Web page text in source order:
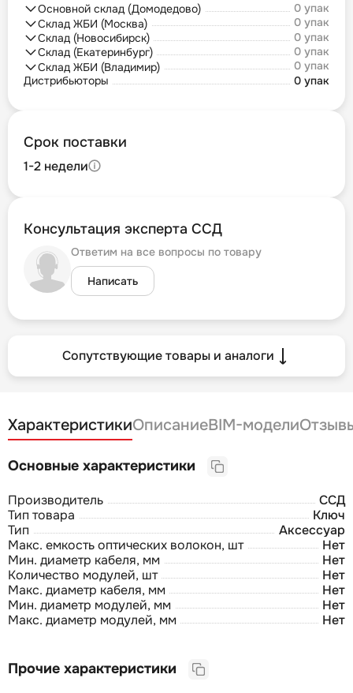
Основной склад (Домодедово)
0 упак
Склад ЖБИ (Москва)
0 упак
Склад (Новосибирск)
0 упак
Склад (Екатеринбург)
0 упак
Склад ЖБИ (Владимир)
0 упак
Дистрибьюторы
0 упак
Срок поставки
1-2 недели
Консультация эксперта ССД
Ответим на все вопросы по товару
Написать
Сопутствующие товары и аналоги
ХарактеристикиОписаниеBIM-модели
Основные характеристики
Производитель
ССД
Тип товара
Ключ
Тип
Аксессуар
Макс. емкость оптических волокон, шт
Нет
Мин. диаметр кабеля, мм
Нет
Количество модулей, шт
Нет
Макс. диаметр кабеля, мм
Нет
Мин. диаметр модулей, мм
Нет
Макс. диаметр модулей, мм
Нет
Прочие характеристики